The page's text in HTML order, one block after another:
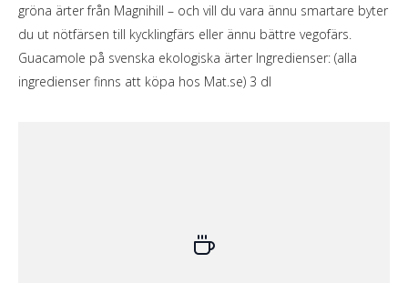
gröna ärter från Magnihill – och vill du vara ännu smartare byter
du ut nötfärsen till kycklingfärs eller ännu bättre vegofärs.
Guacamole på svenska ekologiska ärter Ingredienser: (alla
ingredienser finns att köpa hos Mat.se) 3 dl